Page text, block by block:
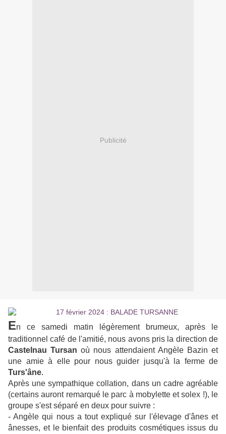
Publicité
En ce samedi matin légèrement brumeux, après le
traditionnel café de l'amitié, nous avons pris la direction de
Castelnau Tursan où nous attendaient Angèle Bazin et
une amie à elle pour nous guider jusqu'à la ferme de
Turs'âne.
Après une sympathique collation, dans un cadre agréable
(certains auront remarqué le parc à mobylette et solex !), le
groupe s'est séparé en deux pour suivre :
- Angèle qui nous a tout expliqué sur l'élevage d'ânes et
ânesses, et le bienfait des produits cosmétiques issus du